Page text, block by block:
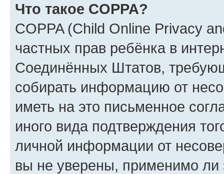
Что такое COPPA?
COPPA (Child Online Privacy
частных прав ребёнка в
Соединённых Штатов,
собирать информацию от
иметь на это письменное
иного вида подтверждения
личной информации от
вы не уверены, применимо ли